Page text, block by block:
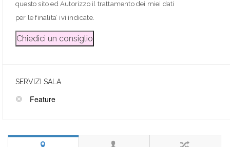
questo sito ed Autorizzo il trattamento dei miei dati
per le finalita’ ivi indicate.
SERVIZI SALA
Feature